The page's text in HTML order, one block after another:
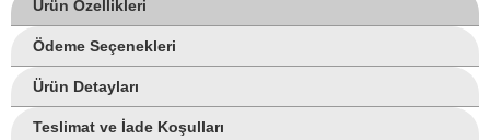
Ürün Özellikleri
Ödeme Seçenekleri
Ürün Detayları
Teslimat ve İade Koşulları